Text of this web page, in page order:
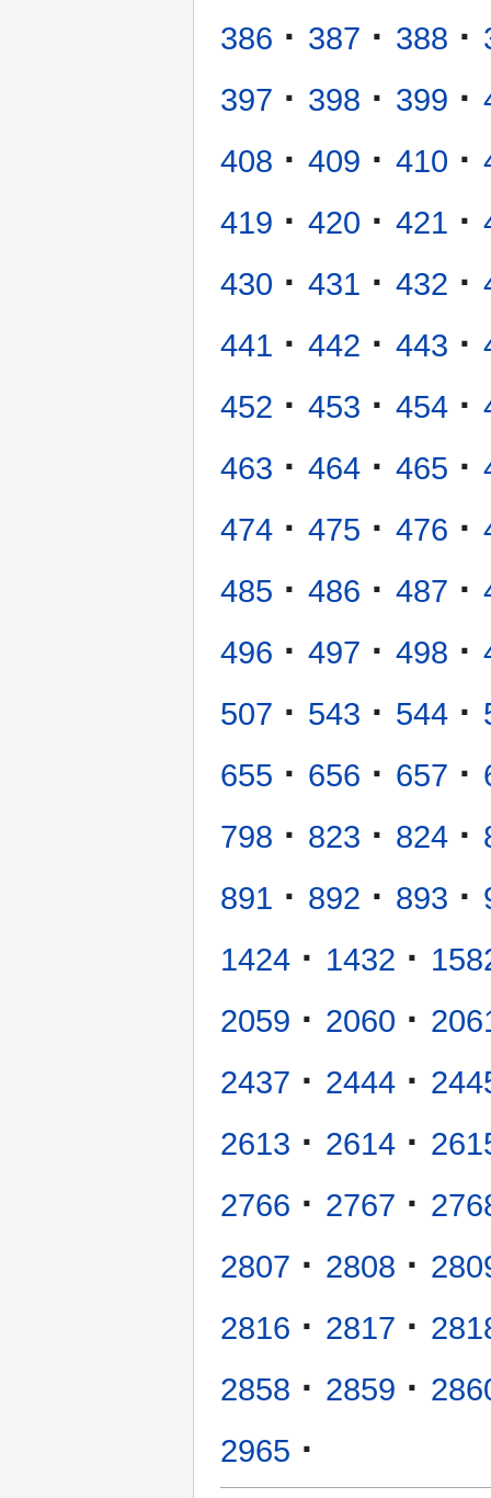
386 · 387 · 388 ·
397 · 398 · 399 ·
408 · 409 · 410 ·
419 · 420 · 421 ·
430 · 431 · 432 ·
441 · 442 · 443 ·
452 · 453 · 454 ·
463 · 464 · 465 ·
474 · 475 · 476 ·
485 · 486 · 487 ·
496 · 497 · 498 ·
507 · 543 · 544 ·
655 · 656 · 657 ·
798 · 823 · 824 ·
891 · 892 · 893 ·
1424 · 1432 ·
2059 · 2060 ·
2437 · 2444 ·
2613 · 2614 ·
2766 · 2767 ·
2807 · 2808 ·
2816 · 2817 ·
2858 · 2859 ·
2965 ·